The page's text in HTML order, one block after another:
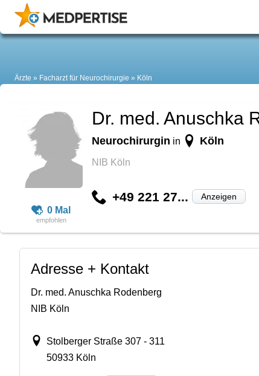
Ärzte Facharzt für Neurochirurgie Köln
0 Mal
Dr. med. Anuschka
Neurochirurgin in Köln
NIB Köln
+49 221 27... Anzeigen
Adresse + Kontakt
Dr. med. Anuschka Rodenberg
NIB Köln
Stolberger Straße 307 - 311
50933 Köln